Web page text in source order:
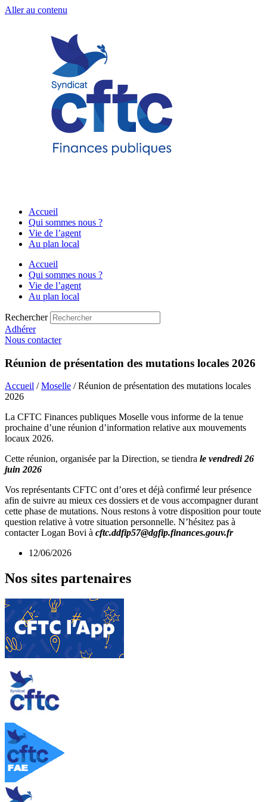
Aller au contenu
Accueil
Qui sommes nous ?
Vie de l’agent
Au plan local
Accueil
Qui sommes nous ?
Vie de l’agent
Au plan local
Rechercher
Adhérer
Nous contacter
Réunion de présentation des mutations locales 2026
Accueil /Moselle / Réunion de présentation des mutations locales
2026
La CFTC Finances publiques Moselle vous informe de la tenue
prochaine d’une réunion d’information relative aux mouvements
locaux 2026.
Cette réunion, organisée par la Direction, se tiendra le vendredi 26
juin 2026
Vos représentants CFTC ont d’ores et déjà confirmé leur présence
afin de suivre au mieux ces dossiers et de vous accompagner durant
cette phase de mutations. Nous restons à votre disposition pour toute
question relative à votre situation personnelle. N’hésitez pas à
contacter Logan Bovi à cftc.ddfip57@dgfip.finances.gouv.fr
12/06/2026
Nos sites partenaires